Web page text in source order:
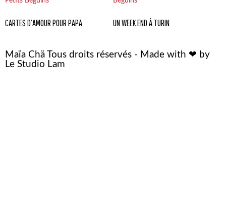
CARTES D’AMOUR POUR PAPA UN WEEK END À TURIN
Maïa Chä Tous droits réservés - Made with ❤ by
Le Studio Lam